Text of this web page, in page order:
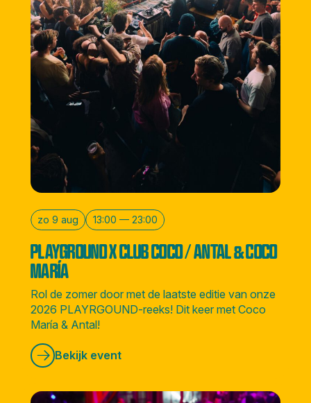
zo 9 aug 13:00 — 23:00
PLAYGROUND X CLUB COCO / ANTAL & COCO
MARÍA
Rol de zomer door met de laatste editie van onze
2026 PLAYRGOUND-reeks! Dit keer met Coco
María & Antal!
Bekijk event